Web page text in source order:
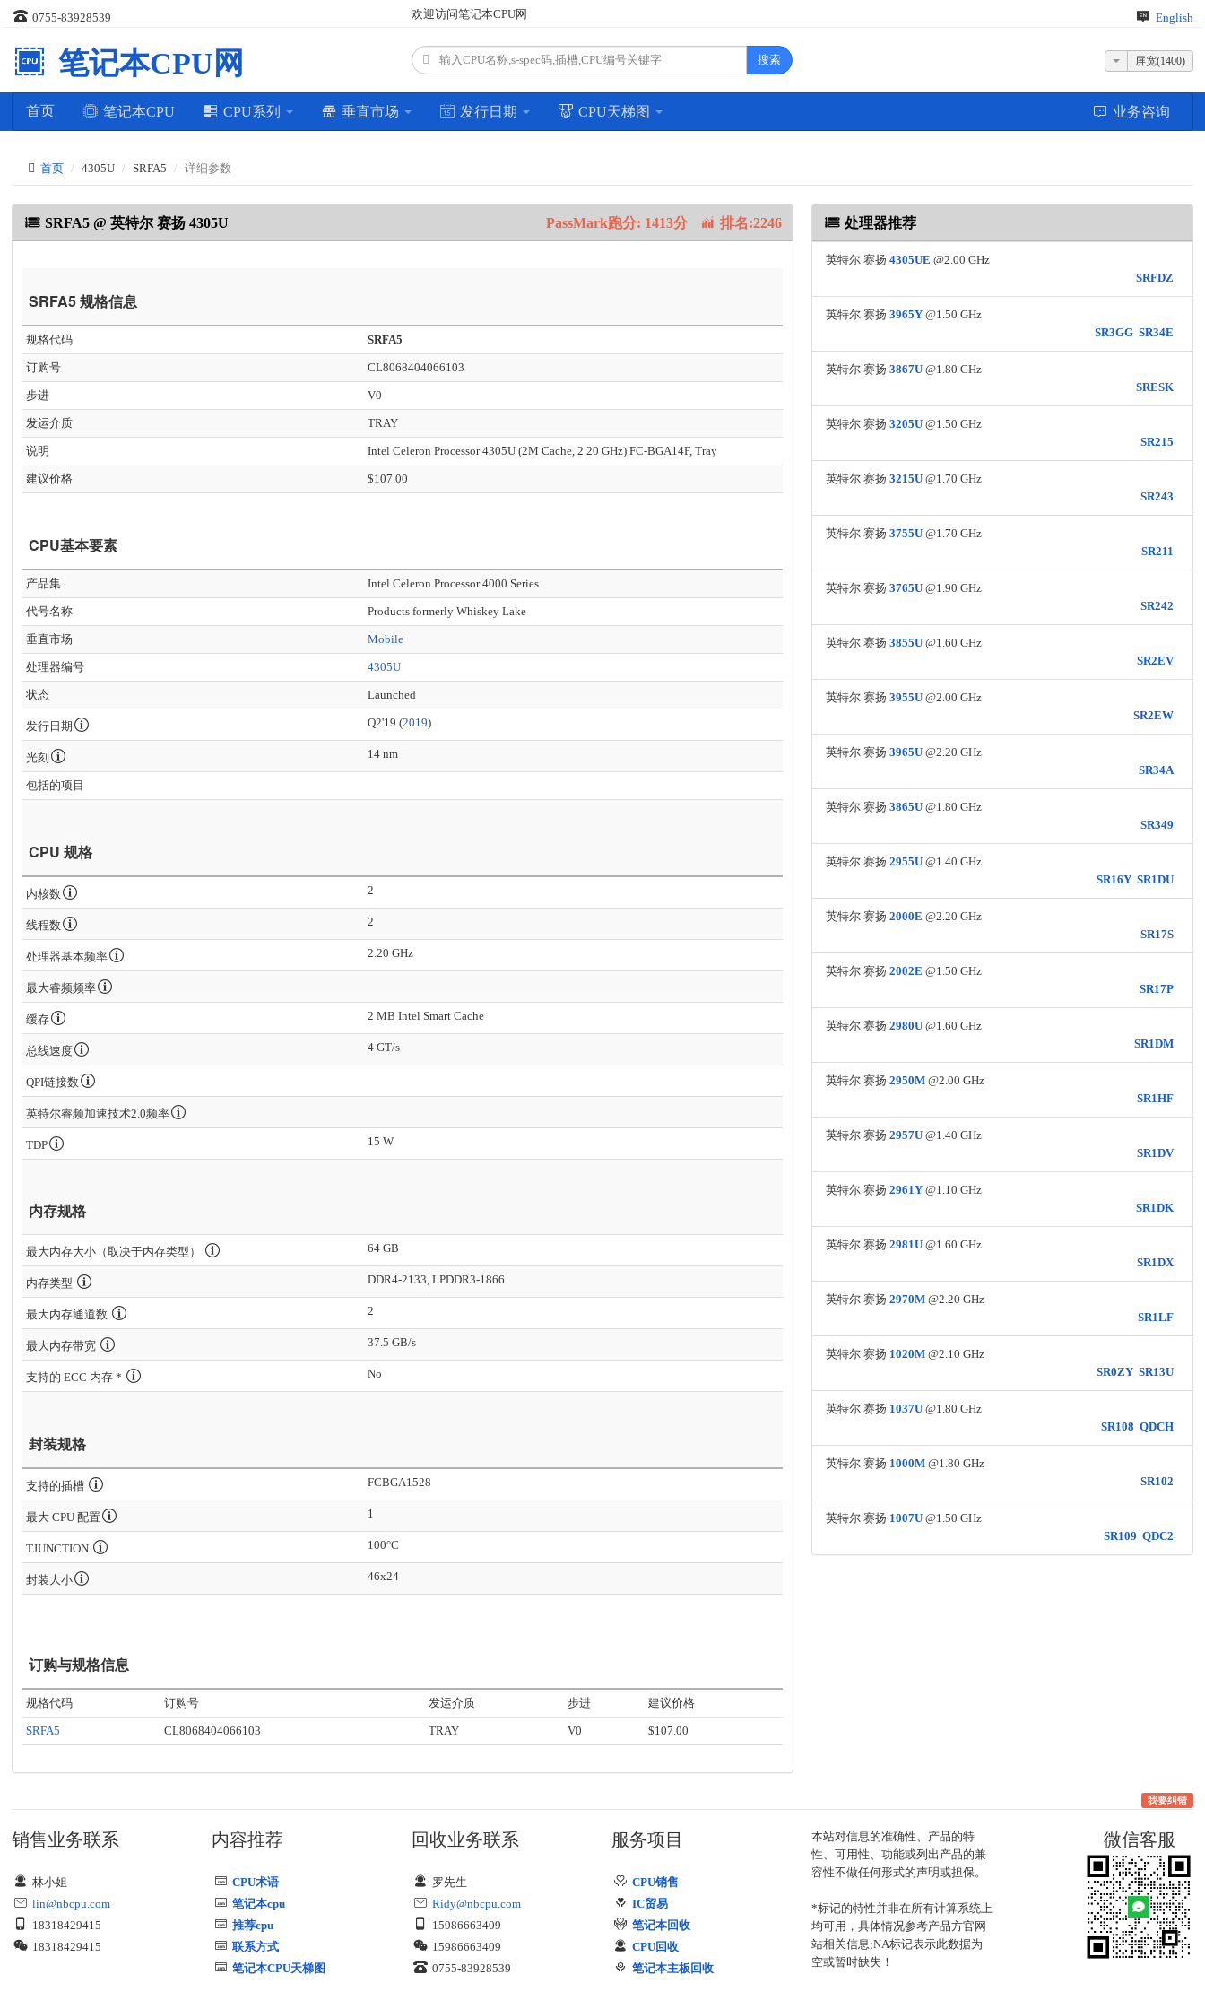
0755-83928539 欢迎访问笔记本CPU网 English
笔记本CPU网 搜索 屏宽(1400)
首页 笔记本CPU CPU系列 垂直市场 发行日期 CPU天梯图 业务咨询
首页 4305U SRFA5 详细参数
SRFA5 @ 英特尔 赛扬 4305U PassMark跑分: 1413分 排名:2246
SRFA5 规格信息
规格代码 SRFA5
订购号 CL8068404066103
步进 V0
发运介质 TRAY
说明 Intel Celeron Processor 4305U (2M Cache, 2.20 GHz) FC-BGA14F, Tray
建议价格 $107.00
CPU基本要素
产品集 Intel Celeron Processor 4000 Series
代号名称 Products formerly Whiskey Lake
垂直市场 Mobile
处理器编号 4305U
状态 Launched
发行日期 Q2'19 (2019)
光刻 14 nm
包括的项目
CPU 规格
内核数 2
线程数 2
处理器基本频率 2.20 GHz
最大睿频频率
缓存 2 MB Intel Smart Cache
总线速度 4 GT/s
QPI链接数
英特尔睿频加速技术2.0频率
TDP 15 W
内存规格
最大内存大小（取决于内存类型） 64 GB
内存类型 DDR4-2133, LPDDR3-1866
最大内存通道数 2
最大内存带宽 37.5 GB/s
支持的 ECC 内存 * No
封装规格
支持的插槽 FCBGA1528
最大 CPU 配置 1
TJUNCTION 100°C
封装大小 46x24
订购与规格信息
规格代码 订购号 发运介质 步进 建议价格
SRFA5 CL8068404066103 TRAY V0 $107.00
处理器推荐
英特尔 赛扬 4305UE @2.00 GHz
SRFDZ
英特尔 赛扬 3965Y@1.50 GHz
SR3GG SR34E
英特尔 赛扬 3867U@1.80 GHz
SRESK
英特尔 赛扬 3205U@1.50 GHz
SR215
英特尔 赛扬 3215U@1.70 GHz
SR243
英特尔 赛扬 3755U@1.70 GHz
SR211
英特尔 赛扬 3765U@1.90 GHz
SR242
英特尔 赛扬 3855U@1.60 GHz
SR2EV
英特尔 赛扬 3955U@2.00 GHz
SR2EW
英特尔 赛扬 3965U@2.20 GHz
SR34A
英特尔 赛扬 3865U@1.80 GHz
SR349
英特尔 赛扬 2955U@1.40 GHz
SR16Y SR1DU
英特尔 赛扬 2000E @2.20 GHz
SR17S
英特尔 赛扬 2002E @1.50 GHz
SR17P
英特尔 赛扬 2980U@1.60 GHz
SR1DM
英特尔 赛扬 2950M@2.00 GHz
SR1HF
英特尔 赛扬 2957U@1.40 GHz
SR1DV
英特尔 赛扬 2961Y@1.10 GHz
SR1DK
英特尔 赛扬 2981U@1.60 GHz
SR1DX
英特尔 赛扬 2970M@2.20 GHz
SR1LF
英特尔 赛扬 1020M@2.10 GHz
SR0ZY SR13U
英特尔 赛扬 1037U@1.80 GHz
SR108 QDCH
英特尔 赛扬 1000M@1.80 GHz
SR102
英特尔 赛扬 1007U@1.50 GHz
SR109 QDC2
我要纠错
销售业务联系
林小姐
lin@nbcpu.com
18318429415
18318429415
内容推荐
CPU术语
笔记本cpu
推荐cpu
联系方式
笔记本CPU天梯图
回收业务联系
罗先生
Ridy@nbcpu.com
15986663409
15986663409
0755-83928539
服务项目
CPU销售
IC贸易
笔记本回收
CPU回收
笔记本主板回收
本站对信息的准确性、产品的特
性、可用性、功能或列出产品的兼
容性不做任何形式的声明或担保。
*标记的特性并非在所有计算系统上
均可用，具体情况参考产品方官网
站相关信息;NA标记表示此数据为
空或暂时缺失！
微信客服